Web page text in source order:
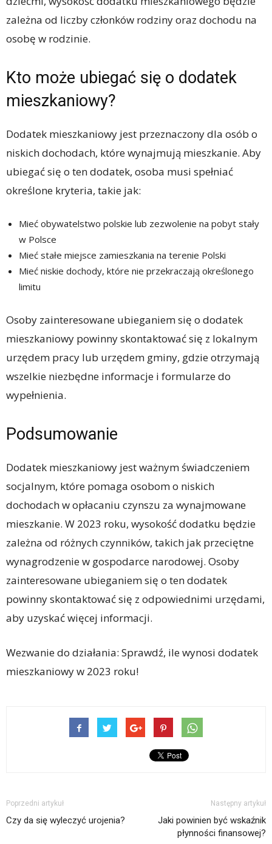
zależna od liczby członków rodziny oraz dochodu na
osobę w rodzinie.
Kto może ubiegać się o dodatek
mieszkaniowy?
Dodatek mieszkaniowy jest przeznaczony dla osób o
niskich dochodach, które wynajmują mieszkanie. Aby
ubiegać się o ten dodatek, osoba musi spełniać
określone kryteria, takie jak:
Mieć obywatelstwo polskie lub zezwolenie na pobyt stały
w Polsce
Mieć stałe miejsce zamieszkania na terenie Polski
Mieć niskie dochody, które nie przekraczają określonego
limitu
Osoby zainteresowane ubieganiem się o dodatek
mieszkaniowy powinny skontaktować się z lokalnym
urzędem pracy lub urzędem gminy, gdzie otrzymają
wszelkie niezbędne informacje i formularze do
wypełnienia.
Podsumowanie
Dodatek mieszkaniowy jest ważnym świadczeniem
socjalnym, które pomaga osobom o niskich
dochodach w opłacaniu czynszu za wynajmowane
mieszkanie. W 2023 roku, wysokość dodatku będzie
zależna od różnych czynników, takich jak przeciętne
wynagrodzenie w gospodarce narodowej. Osoby
zainteresowane ubieganiem się o ten dodatek
powinny skontaktować się z odpowiednimi urzędami,
aby uzyskać więcej informacji.
Wezwanie do działania: Sprawdź, ile wynosi dodatek
mieszkaniowy w 2023 roku!
Poprzedni artykuł
Czy da się wyleczyć urojenia?
Następny artykuł
Jaki powinien być wskaźnik
płynności finansowej?